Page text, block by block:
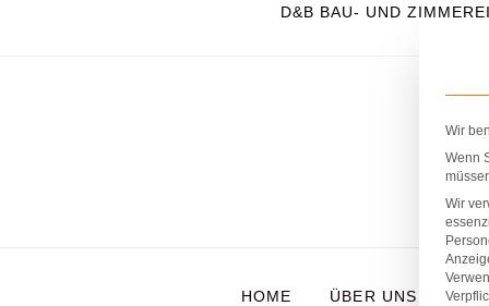
D&B BAU- UND
HOME ÜBER UNS
Wir
Wenn
Wir